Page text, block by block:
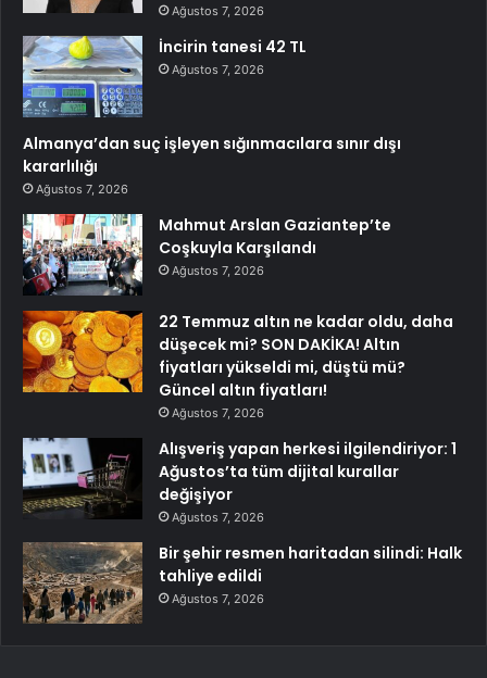
Ağustos 7, 2026
İncirin tanesi 42 TL
Ağustos 7, 2026
Almanya’dan suç işleyen sığınmacılara sınır dışı
kararlılığı
Ağustos 7, 2026
Mahmut Arslan Gaziantep’te
Coşkuyla Karşılandı
Ağustos 7, 2026
22 Temmuz altın ne kadar oldu, daha
düşecek mi? SON DAKİKA! Altın
fiyatları yükseldi mi, düştü mü?
Güncel altın fiyatları!
Ağustos 7, 2026
Alışveriş yapan herkesi ilgilendiriyor: 1
Ağustos’ta tüm dijital kurallar
değişiyor
Ağustos 7, 2026
Bir şehir resmen haritadan silindi: Halk
tahliye edildi
Ağustos 7, 2026